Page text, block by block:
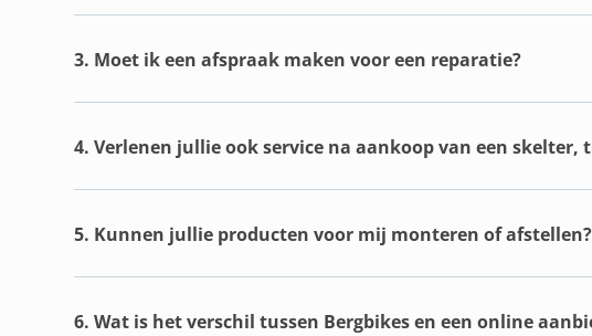
3. Moet ik een afspraak maken voor een reparatie?
4. Verlenen jullie ook service na aankoop van een skelter,
5. Kunnen jullie producten voor mij monteren of afstellen?
6. Wat is het verschil tussen Bergbikes en een online